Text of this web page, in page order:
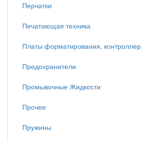
Перчатки
Печатающая техника
Платы форматирования, контроллер
Предохранители
Промывочные Жидкости
Прочее
Пружины